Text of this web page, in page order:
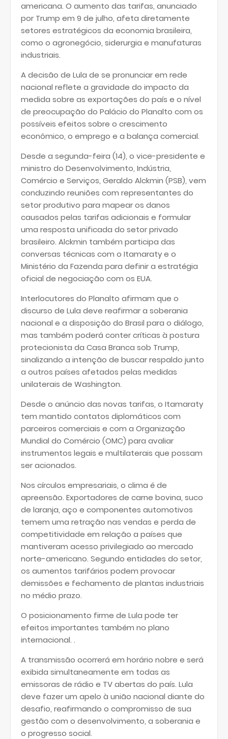
americana. O aumento das tarifas, anunciado
por Trump em 9 de julho, afeta diretamente
setores estratégicos da economia brasileira,
como o agronegócio, siderurgia e manufaturas
industriais.
A decisão de Lula de se pronunciar em rede
nacional reflete a gravidade do impacto da
medida sobre as exportações do país e o nível
de preocupação do Palácio do Planalto com os
possíveis efeitos sobre o crescimento
econômico, o emprego e a balança comercial.
Desde a segunda-feira (14), o vice-presidente e
ministro do Desenvolvimento, Indústria,
Comércio e Serviços, Geraldo Alckmin (PSB), vem
conduzindo reuniões com representantes do
setor produtivo para mapear os danos
causados pelas tarifas adicionais e formular
uma resposta unificada do setor privado
brasileiro. Alckmin também participa das
conversas técnicas com o Itamaraty e o
Ministério da Fazenda para definir a estratégia
oficial de negociação com os EUA.
Interlocutores do Planalto afirmam que o
discurso de Lula deve reafirmar a soberania
nacional e a disposição do Brasil para o diálogo,
mas também poderá conter críticas à postura
protecionista da Casa Branca sob Trump,
sinalizando a intenção de buscar respaldo junto
a outros países afetados pelas medidas
unilaterais de Washington.
Desde o anúncio das novas tarifas, o Itamaraty
tem mantido contatos diplomáticos com
parceiros comerciais e com a Organização
Mundial do Comércio (OMC) para avaliar
instrumentos legais e multilaterais que possam
ser acionados.
Nos círculos empresariais, o clima é de
apreensão. Exportadores de carne bovina, suco
de laranja, aço e componentes automotivos
temem uma retração nas vendas e perda de
competitividade em relação a países que
mantiveram acesso privilegiado ao mercado
norte-americano. Segundo entidades do setor,
os aumentos tarifários podem provocar
demissões e fechamento de plantas industriais
no médio prazo.
O posicionamento firme de Lula pode ter
efeitos importantes também no plano
internacional. .
A transmissão ocorrerá em horário nobre e será
exibida simultaneamente em todas as
emissoras de rádio e TV abertas do país. Lula
deve fazer um apelo à união nacional diante do
desafio, reafirmando o compromisso de sua
gestão com o desenvolvimento, a soberania e
o progresso social.